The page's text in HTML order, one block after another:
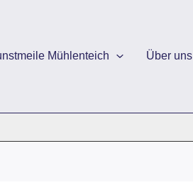
Mühlenteich Über uns